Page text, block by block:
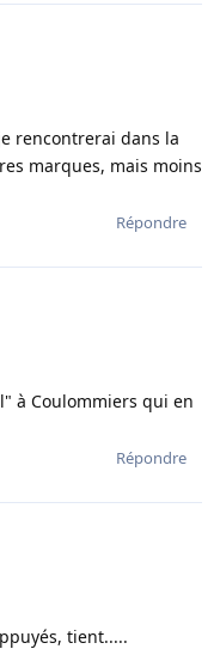
rencontrerai dans la
marques, mais moins
Répondre
à Coulommiers qui en
Répondre
tient.....